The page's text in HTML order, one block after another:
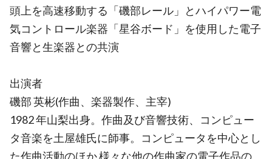
頭上を高速移動する「磯部レール」とハイパワー電
気コントロール楽器「星谷ボード」を使用した電子
音響と生楽器との共演
出演者
磯部 英彬(作曲、楽器製作、主宰)
1982 年山梨出身。作曲及び音響技術、コンピュー
タ音楽を土屋雄氏に師事。コンピュータを中心とし
た作曲活動のほか 様々な他の作曲家の電子作品の